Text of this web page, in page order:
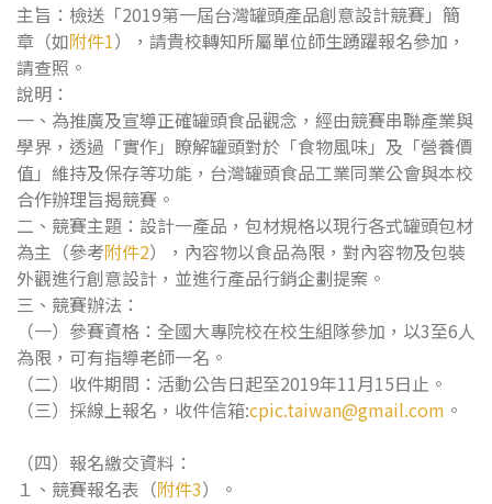
主旨：檢送「2019第一屆台灣罐頭產品創意設計競賽」簡
章（如附件1），請貴校轉知所屬單位師生踴躍報名參加，
請查照。
說明：
一、為推廣及宣導正確罐頭食品觀念，經由競賽串聯產業與
學界，透過「實作」瞭解罐頭對於「食物風味」及「營養價
值」維持及保存等功能，台灣罐頭食品工業同業公會與本校
合作辦理旨揭競賽。
二、競賽主題：設計一產品，包材規格以現行各式罐頭包材
為主（參考附件2），內容物以食品為限，對內容物及包裝
外觀進行創意設計，並進行產品行銷企劃提案。
三、競賽辦法：
（一）參賽資格：全國大專院校在校生組隊參加，以3至6人
為限，可有指導老師一名。
（二）收件期間：活動公告日起至2019年11月15日止。
（三）採線上報名，收件信箱:cpic.taiwan@gmail.com 。
（四）報名繳交資料：
１、競賽報名表（附件3）。